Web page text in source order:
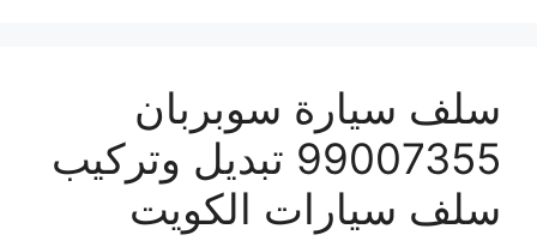
سلف سيارة سوبربان
99007355 تبديل وتركيب
سلف سيارات الكويت